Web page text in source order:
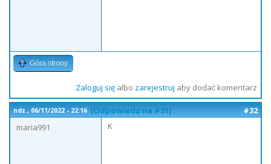
Góra strony
Zaloguj sięalbo zarejestruj aby dodać komentarz
ndz., 06/11/2022 - 22:16 (Odpowiedz na #31)
#32
maria991
K